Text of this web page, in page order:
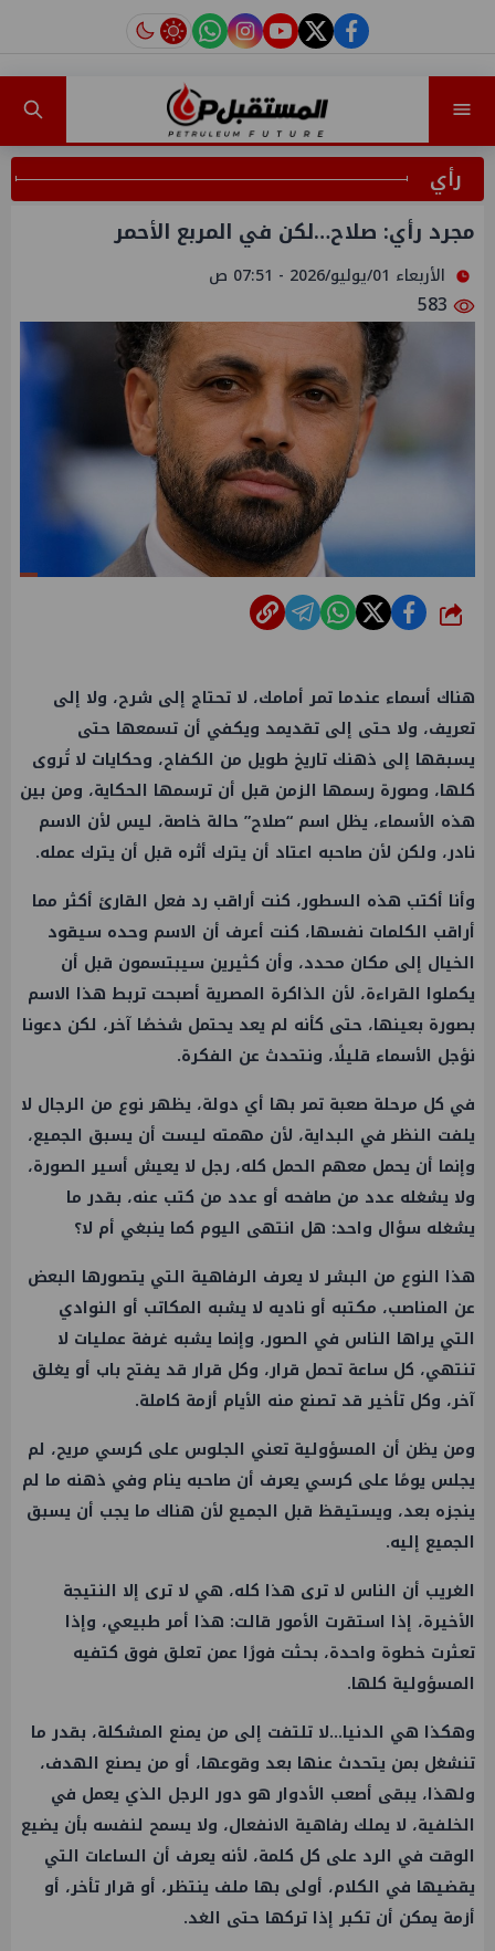
facebook
twitter
youtube
instagram
tiktok
رأي
مجرد رأي: صلاح…لكن في المربع الأحمر
الأربعاء 01/يوليو/2026 - 07:51 ص
شارك
هناك أسماء عندما تمر أمامك، لا تحتاج إلى شرح، ولا إلى
تعريف، ولا حتى إلى تقديمد ويكفي أن تسمعها حتى
يسبقها إلى ذهنك تاريخ طويل من الكفاح، وحكايات لا تُروى
كلها، وصورة رسمها الزمن قبل أن ترسمها الحكاية، ومن بين
هذه الأسماء، يظل اسم “صلاح” حالة خاصة، ليس لأن الاسم
نادر، ولكن لأن صاحبه اعتاد أن يترك أثره قبل أن يترك عمله.
وأنا أكتب هذه السطور، كنت أراقب رد فعل القارئ أكثر مما
أراقب الكلمات نفسها، كنت أعرف أن الاسم وحده سيقود
الخيال إلى مكان محدد، وأن كثيرين سيبتسمون قبل أن
يكملوا القراءة، لأن الذاكرة المصرية أصبحت تربط هذا الاسم
بصورة بعينها، حتى كأنه لم يعد يحتمل شخصًا آخر، لكن دعونا
نؤجل الأسماء قليلًا، ونتحدث عن الفكرة.
في كل مرحلة صعبة تمر بها أي دولة، يظهر نوع من الرجال لا
يلفت النظر في البداية، لأن مهمته ليست أن يسبق الجميع،
وإنما أن يحمل معهم الحمل كله، رجل لا يعيش أسير الصورة،
ولا يشغله عدد من صافحه أو عدد من كتب عنه، بقدر ما
يشغله سؤال واحد: هل انتهى اليوم كما ينبغي أم لا؟
هذا النوع من البشر لا يعرف الرفاهية التي يتصورها البعض
عن المناصب، مكتبه أو ناديه لا يشبه المكاتب أو النوادي
التي يراها الناس في الصور، وإنما يشبه غرفة عمليات لا
تنتهي، كل ساعة تحمل قرار، وكل قرار قد يفتح باب أو يغلق
آخر، وكل تأخير قد تصنع منه الأيام أزمة كاملة.
ومن يظن أن المسؤولية تعني الجلوس على كرسي مريح، لم
يجلس يومًا على كرسي يعرف أن صاحبه ينام وفي ذهنه ما لم
ينجزه بعد، ويستيقظ قبل الجميع لأن هناك ما يجب أن يسبق
الجميع إليه.
الغريب أن الناس لا ترى هذا كله، هي لا ترى إلا النتيجة
الأخيرة، إذا استقرت الأمور قالت: هذا أمر طبيعي، وإذا
تعثرت خطوة واحدة، بحثت فورًا عمن تعلق فوق كتفيه
المسؤولية كلها.
وهكذا هي الدنيا…لا تلتفت إلى من يمنع المشكلة، بقدر ما
تنشغل بمن يتحدث عنها بعد وقوعها، أو من يصنع الهدف،
ولهذا، يبقى أصعب الأدوار هو دور الرجل الذي يعمل في
الخلفية، لا يملك رفاهية الانفعال، ولا يسمح لنفسه بأن يضيع
الوقت في الرد على كل كلمة، لأنه يعرف أن الساعات التي
يقضيها في الكلام، أولى بها ملف ينتظر، أو قرار تأخر، أو
أزمة يمكن أن تكبر إذا تركها حتى الغد.